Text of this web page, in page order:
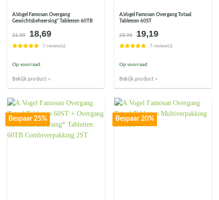
A.Vogel Famosan Overgang
Gewichtsbeheersing* Tabletten 60TB
21,99
Oorspronkelijke
prijs
was:
18,69Huidige
prijs
is:
7 review(s)
Op voorraad:
Bekijk product >
A.Vogel Famosan Overgang Totaal
Tabletten 60ST
23,99
Oorspronkelijke
prijs
was:
19,19Huidige
prijs
is:
7 review(s)
Op voorraad:
Bekijk product >
Bespaar 25% Bespaar 20%